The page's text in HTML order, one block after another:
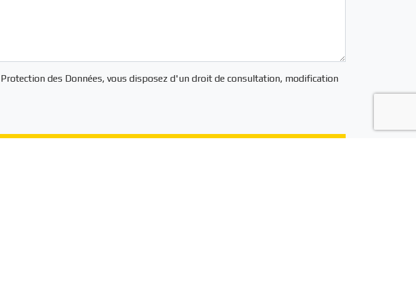
des Données, vous disposez d'un droit de consultation, modification